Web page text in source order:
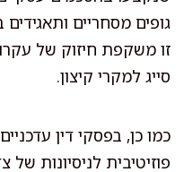
גופים מסחריים
זו משקפת חיזוק של
סייג למקרי קיצון.
כמו כן, בפסקי דין
פוזיטיבית לניסיונות